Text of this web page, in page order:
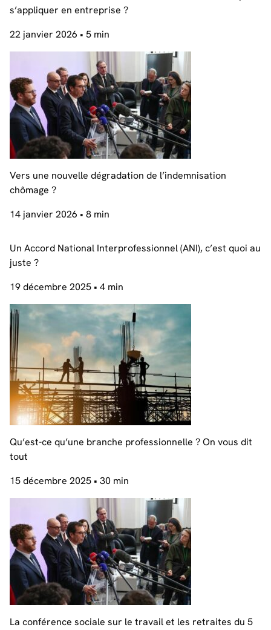
s’appliquer en entreprise ?
22 janvier 2026 • 5 min
Vers une nouvelle dégradation de l’indemnisation
chômage ?
14 janvier 2026 • 8 min
Un Accord National Interprofessionnel (ANI), c’est quoi au
juste ?
19 décembre 2025 • 4 min
Qu’est-ce qu’une branche professionnelle ? On vous dit
tout
15 décembre 2025 • 30 min
La conférence sociale sur le travail et les retraites du 5